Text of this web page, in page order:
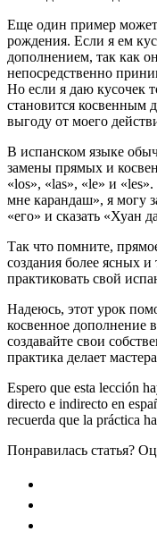
Еще один пример
рождения. Если я ем
дополнением, так как
непосредственно
Но если я даю кусочек
становится косвенным
выгоду от моего
В испанском языке
замены прямых и
«los», «las», «le» и
мне карандаш», я могу
«его» и сказать «Хуан
Так что помните,
создания более ясных
практиковать свой
Надеюсь, этот урок
косвенное дополнение
создавайте свои
практика делает
Espero que esta lección
directo e indirecto en
recuerda que la práctica
Понравилась статья?